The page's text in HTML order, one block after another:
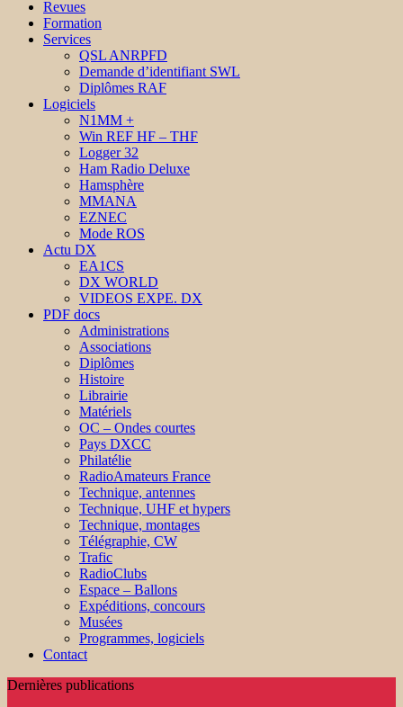
Revues
Formation
Services
QSL ANRPFD
Demande d’identifiant SWL
Diplômes RAF
Logiciels
N1MM +
Win REF HF – THF
Logger 32
Ham Radio Deluxe
Hamsphère
MMANA
EZNEC
Mode ROS
Actu DX
EA1CS
DX WORLD
VIDEOS EXPE. DX
PDF docs
Administrations
Associations
Diplômes
Histoire
Librairie
Matériels
OC – Ondes courtes
Pays DXCC
Philatélie
RadioAmateurs France
Technique, antennes
Technique, UHF et hypers
Technique, montages
Télégraphie, CW
Trafic
RadioClubs
Espace – Ballons
Expéditions, concours
Musées
Programmes, logiciels
Contact
Dernières publications